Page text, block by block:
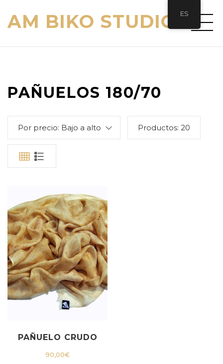
AM BIKO STUDIO
PAÑUELOS 180/70
Por precio: Bajo a alto Productos: 20
PAÑUELO CRUDO
90,00€
ES